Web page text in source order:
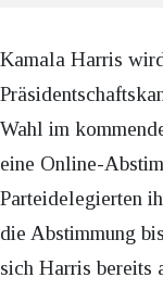
Kamala Harris
Wahl im
eine Online-
Parteidelegierten
die Abstimmung
sich Harris bereits